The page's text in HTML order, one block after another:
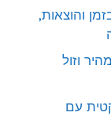
והוצאות,
וזול
עם